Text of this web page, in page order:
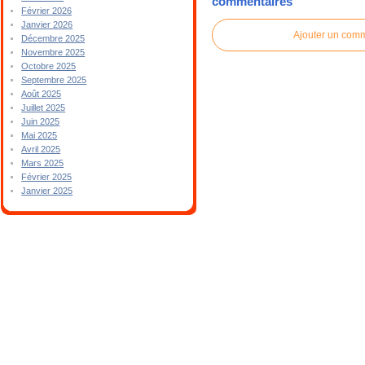
Février 2026
Janvier 2026
Décembre 2025
Novembre 2025
Octobre 2025
Septembre 2025
Août 2025
Juillet 2025
Juin 2025
Mai 2025
Avril 2025
Mars 2025
Février 2025
Janvier 2025
Ajouter un